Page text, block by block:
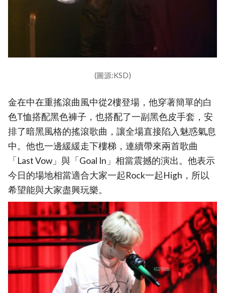
(圖源:KSD)
金在中在重搖滾曲風中從2樓登場，他穿著簡單的白
色T恤搭配黑色褲子，也搭配了一副黑色皮手套，安
排了暗黑風格的搖滾歌曲，讓全場直接陷入魅惑氣息
中。他也一邊緩緩走下樓梯，連續帶來兩首歌曲
「Last Vow」與「Goal In」相當震撼的演出。他表示
今日的場地相當適合大家一起Rock一起High，所以
希望能與大家盡興玩樂。